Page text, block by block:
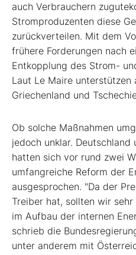
auch Verbrauchern
Stromproduzenten diese
zurückverteilen. Mit dem
frühere Forderungen nach
Entkopplung des Strom-
Laut Le Maire unterstützen
Griechenland und
Ob solche Maßnahmen
jedoch unklar.
hatten sich vor rund zwei
umfangreiche Reform der
ausgesprochen. "Da der
Treiber hat, sollten wir
im Aufbau der internen
schrieb die
unter anderem mit